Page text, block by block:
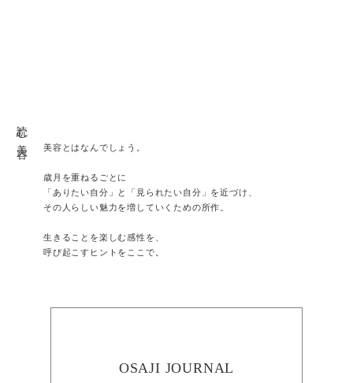
読む美容
美容とはなんでしょう。
歳月を重ねるごとに
「ありたい自分」と「見られたい自分」を近づけ、
その人らしい魅力を増していくための所作。
生きることを楽しむ感性を、
呼び起こすヒントをここで。
OSAJI JOURNAL